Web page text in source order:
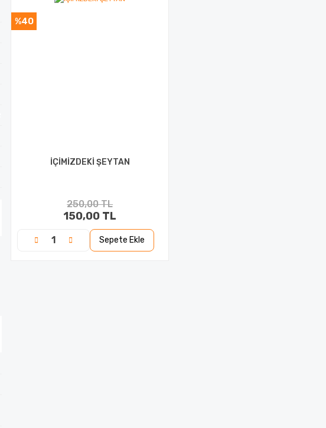
%40
İÇİMİZDEKİ ŞEYTAN
250,00 TL
150,00 TL
Sepete Ekle